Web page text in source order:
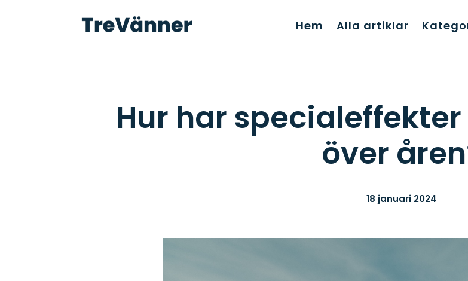
Hem Alla artiklar
Hur har
över
18 januari 2024